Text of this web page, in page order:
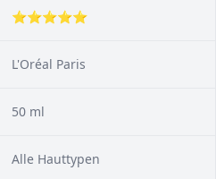
⭐⭐⭐⭐⭐
L'Oréal Paris
50 ml
Alle Hauttypen